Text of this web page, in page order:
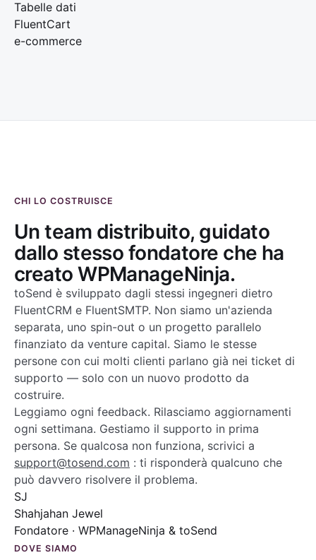
Tabelle dati
FluentCart
e-commerce
CHI LO COSTRUISCE
Un team distribuito, guidato
dallo stesso fondatore che ha
creato WPManageNinja.
toSend è sviluppato dagli stessi ingegneri dietro
FluentCRM e FluentSMTP. Non siamo un'azienda
separata, uno spin-out o un progetto parallelo
finanziato da venture capital. Siamo le stesse
persone con cui molti clienti parlano già nei ticket di
supporto — solo con un nuovo prodotto da
costruire.
Leggiamo ogni feedback. Rilasciamo aggiornamenti
ogni settimana. Gestiamo il supporto in prima
persona. Se qualcosa non funziona, scrivici a
support@tosend.com : ti risponderà qualcuno che
può davvero risolvere il problema.
SJ
Shahjahan Jewel
Fondatore · WPManageNinja & toSend
DOVE SIAMO